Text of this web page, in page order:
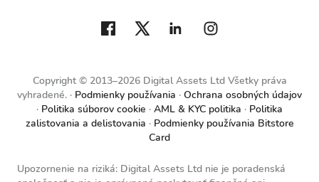
Copyright © 2013–2026 Digital Assets Ltd Všetky práva
vyhradené.
Podmienky používania
Ochrana osobných údajov
Politika súborov cookie
AML & KYC politika
Politika
zalistovania a delistovania
Podmienky používania Bitstore
Card
Upozornenie na riziká: Digital Assets Ltd nie je poradenská